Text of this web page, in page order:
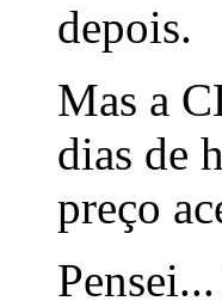
depois.
Mas a
dias de
preço